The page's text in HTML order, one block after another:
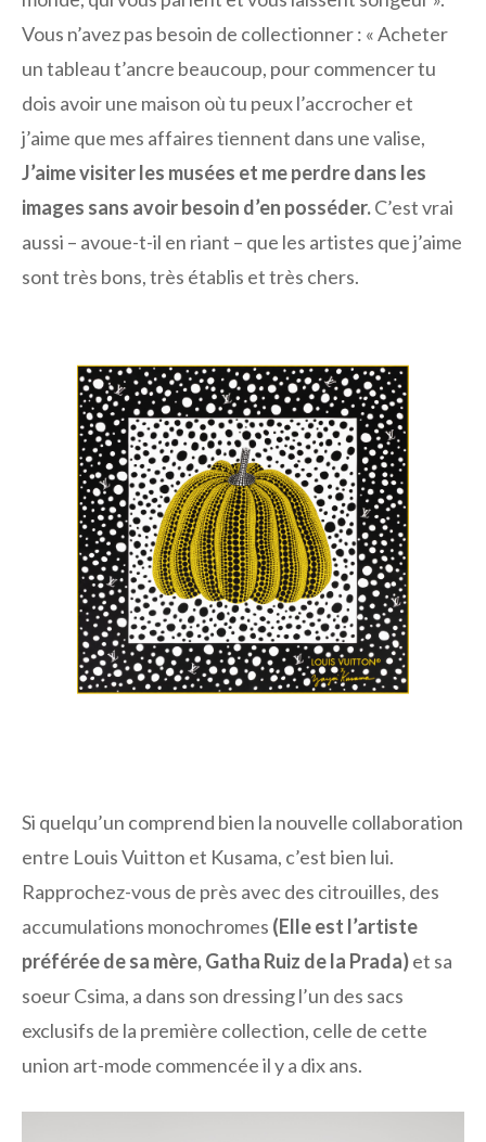
Vous n’avez pas besoin de collectionner : « Acheter
un tableau t’ancre beaucoup, pour commencer tu
dois avoir une maison où tu peux l’accrocher et
j’aime que mes affaires tiennent dans une valise,
J’aime visiter les musées et me perdre dans les
images sans avoir besoin d’en posséder.C’est vrai
aussi – avoue-t-il en riant – que les artistes que j’aime
sont très bons, très établis et très chers.
Si quelqu’un comprend bien la nouvelle collaboration
entre Louis Vuitton et Kusama, c’est bien lui.
Rapprochez-vous de près avec des citrouilles, des
accumulations monochromes (Elle est l’artiste
préférée de sa mère, Gatha Ruiz de la Prada)et sa
soeur Csima, a dans son dressing l’un des sacs
exclusifs de la première collection, celle de cette
union art-mode commencée il y a dix ans.